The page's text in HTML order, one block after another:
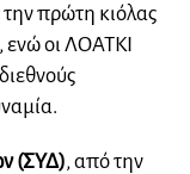
πρώτη κιόλας
ενώ οι ΛΟΑΤΚΙ
(ΣΥΔ), από την